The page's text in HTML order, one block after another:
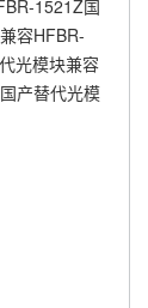
1521Z国
容HFBR-
光模块兼容
产替代光模